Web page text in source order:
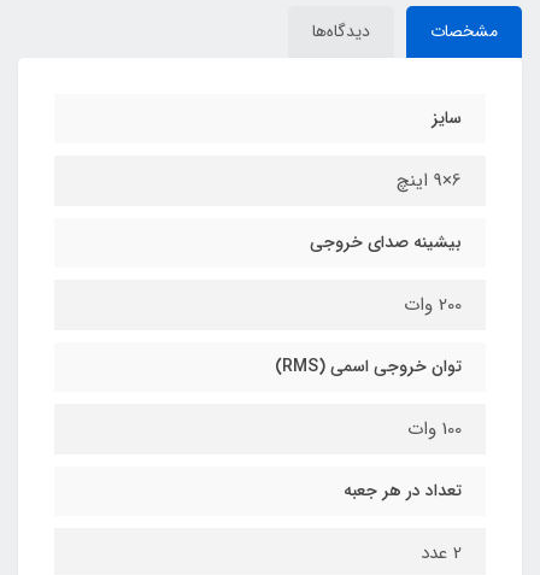
مشخصات دیدگاه‌ها
سایز
6×9 اینچ
بیشینه صدای خروجی
200 وات
توان خروجی اسمی (RMS)
100 وات
تعداد در هر جعبه
2 عدد